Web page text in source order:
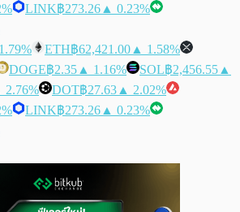
LINK฿273.26 ▲ 0.23%
ETH฿62,421.00 ▲ 1.58%
DOGE฿2.35 ▲ 1.16% SOL฿2,456.55 ▲
2.76% DOT฿27.63 ▲ 2.02%
LINK฿273.26 ▲ 0.23%